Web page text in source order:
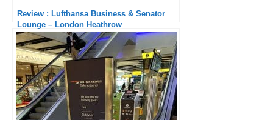
Review : Lufthansa Business & Senator
Lounge – London Heathrow